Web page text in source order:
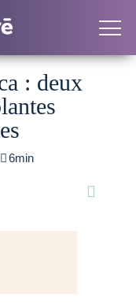
: deux
6min
